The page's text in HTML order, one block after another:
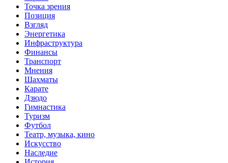
Точка зрения
Позиция
Взгляд
Энергетика
Инфраструктура
Финансы
Транспорт
Мнения
Шахматы
Карате
Дзюдо
Гимнастика
Туризм
Футбол
Театр, музыка, кино
Искусство
Наследие